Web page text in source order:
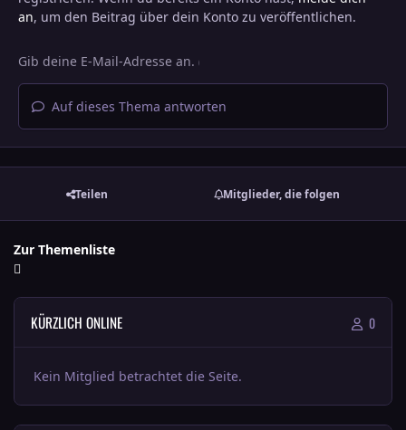
an, um den Beitrag über dein Konto zu veröffentlichen.
Auf dieses Thema antworten
Teilen Mitglieder, die folgen
Zur Themenliste
KÜRZLICH ONLINE 0
Kein Mitglied betrachtet die Seite.